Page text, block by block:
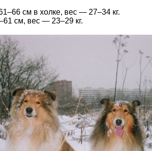
см в холке, вес — 27–34 кг.
см, вес — 23–29 кг.